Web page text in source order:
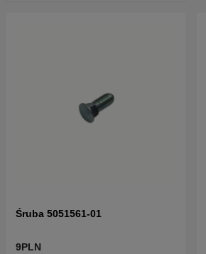
Śruba 5051561-01
9PLN